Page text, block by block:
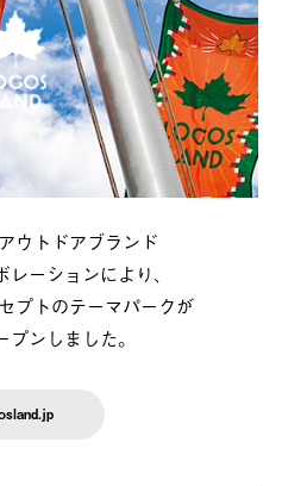
ウトドアブランド
ーションにより、
プトのテーマパークが
ンしました。